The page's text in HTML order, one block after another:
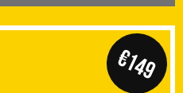
€149